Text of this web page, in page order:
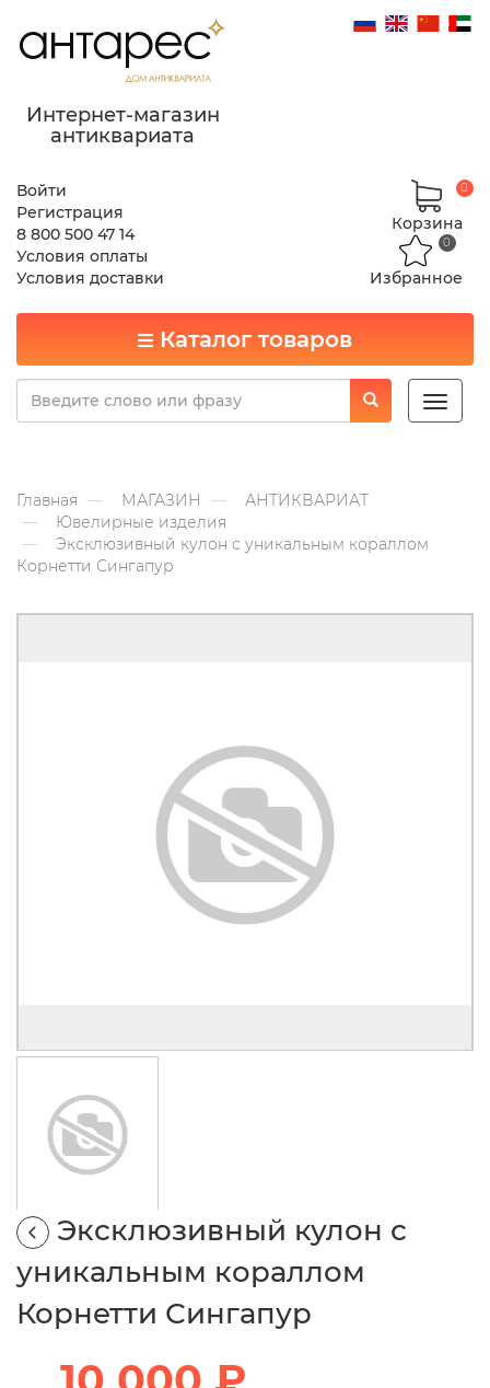
Интернет-магазин
антиквариата
Войти
Регистрация
8 800 500 47 14
Условия оплаты
Условия доставки
Корзина
0
Избранное
0
Каталог товаров
Toggle
Главная МАГАЗИН
АНТИКВАРИАТ
Ювелирные изделия
Эксклюзивный кулон с уникальным кораллом
Корнетти Сингапур
Эксклюзивный кулон с
уникальным кораллом
Корнетти Сингапур